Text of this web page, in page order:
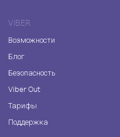
VIBER
Возможности
Блог
Безопасность
Viber Out
Тарифы
Поддержка